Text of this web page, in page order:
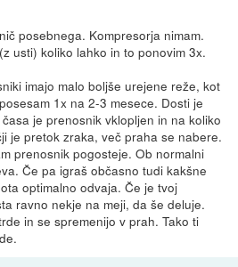
posebnega. Kompresorja nimam.
usti) koliko lahko in to ponovim 3x.
imajo malo boljše urejene reže, kot
1x na 2-3 mesece. Dosti je
je prenosnik vklopljen in na koliko
je pretok zraka, več praha se nabere.
prenosnik pogosteje. Ob normalni
Če pa igraš občasno tudi kakšne
optimalno odvaja. Če je tvoj
ravno nekje na meji, da še deluje.
in se spremenijo v prah. Tako ti